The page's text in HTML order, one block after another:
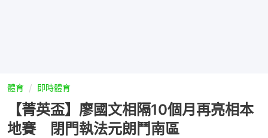
體育 即時體育
【菁英盃】廖國文相隔10個月再亮相本
地賽 閉門執法元朗鬥南區